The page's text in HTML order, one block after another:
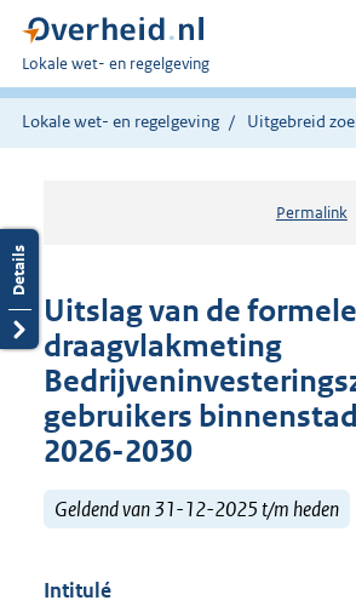
U
bent
hier:
Lokale wet- en regelgeving
Lokale wet- en regelgeving Uitgebreid
Permalink
Uitslag van de formele
draagvlakmeting
gebruikers
2026-2030
Geldend van 31-12-2025 t/m heden
Intitulé